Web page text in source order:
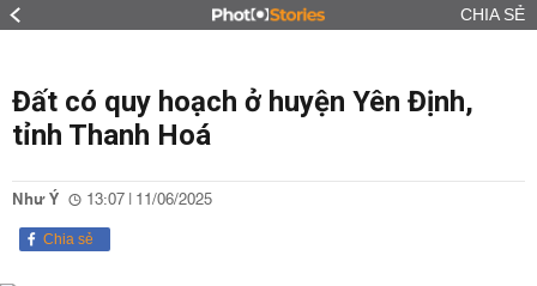
CHIA SẺ
Đất có quy hoạch ở huyện Yên Định,
tỉnh Thanh Hoá
Như Ý 13:07 | 11/06/2025
Chia sẻ